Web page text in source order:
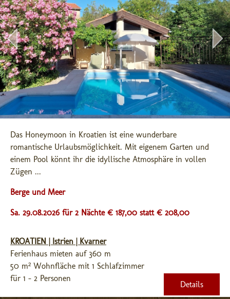
Das Honeymoon in Kroatien ist eine wunderbare
romantische Urlaubsmöglichkeit. Mit eigenem Garten und
einem Pool könnt ihr die idyllische Atmosphäre in vollen
Zügen ...
Berge und Meer
Sa. 29.08.2026 für 2 Nächte € 187,00 statt € 208,00
KROATIEN | Istrien | Kvarner
Ferienhaus mieten auf 360 m
50 m² Wohnfläche mit 1 Schlafzimmer
für 1 - 2 Personen
Details